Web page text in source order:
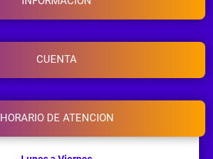
HORARIO DE ATENCION
CUENTA